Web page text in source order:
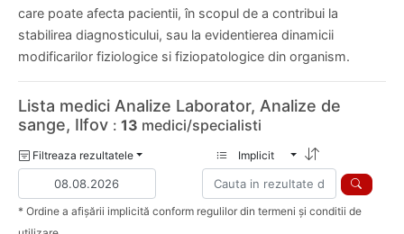
care poate afecta pacientii, în scopul de a contribui la
stabilirea diagnosticului, sau la evidentierea dinamicii
modificarilor fiziologice si fiziopatologice din organism.
Lista medici Analize Laborator, Analize de
sange, Ilfov : 13 medici/specialisti
Filtreaza rezultatele Implicit
* Ordine a afișării implicită conform regulilor din termeni și conditii de